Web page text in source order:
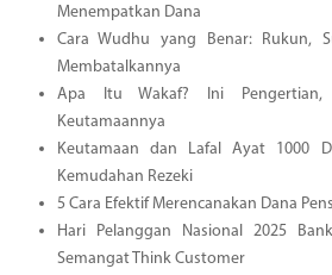
Menempatkan Dana
Cara Wudhu yang Benar: Rukun,
Membatalkannya
Apa Itu Wakaf? Ini
Keutamaannya
Keutamaan dan Lafal Ayat 1000
Kemudahan Rezeki
5 Cara Efektif Merencanakan Dana
Hari Pelanggan Nasional 2025
Semangat Think Customer